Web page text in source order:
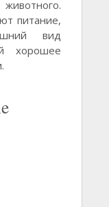
питание,
вид
хорошее